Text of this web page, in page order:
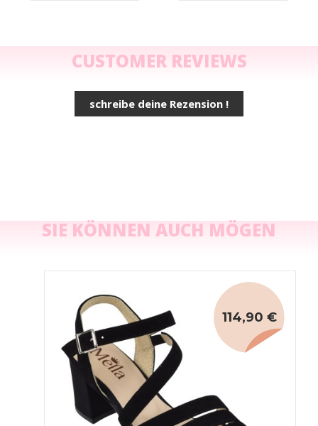
CUSTOMER REVIEWS
schreibe deine Rezension !
SIE KÖNNEN AUCH MÖGEN
114,90 €